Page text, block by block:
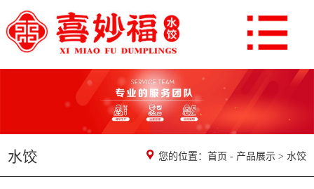
水饺 您的位置： 首页 - 产品展示> 水饺